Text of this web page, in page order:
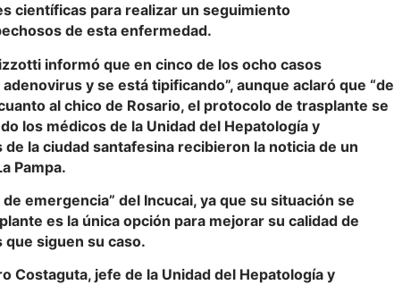
científicas para realizar un seguimiento
de esta enfermedad.
informó que en cinco de los ocho casos
y se está tipificando”, aunque aclaró que “de
al chico de Rosario, el protocolo de trasplante se
los médicos de la Unidad del Hepatología y
la ciudad santafesina recibieron la noticia de un
Pampa.
emergencia” del Incucai, ya que su situación se
es la única opción para mejorar su calidad de
que siguen su caso.
Costaguta, jefe de la Unidad del Hepatología y